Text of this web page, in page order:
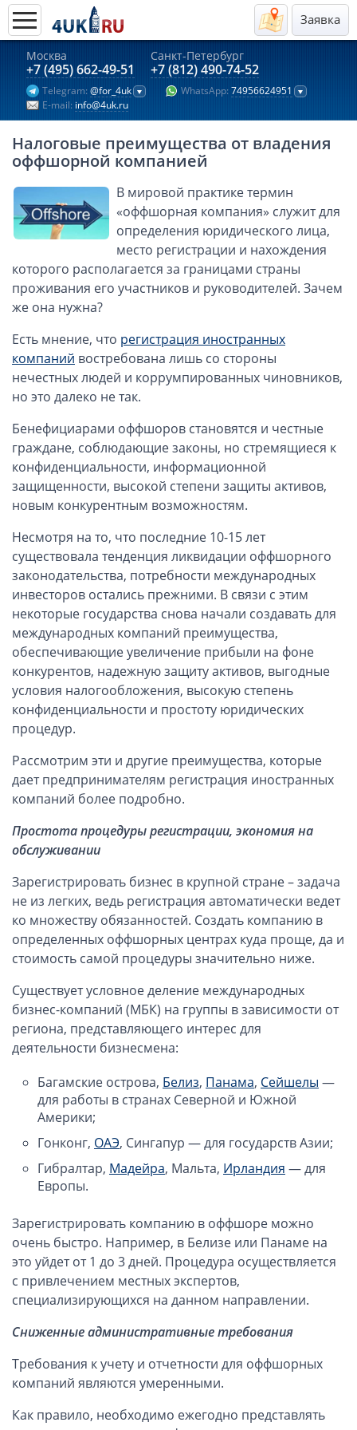
Заявка
Москва
+7 (495) 662-49-51
Санкт-Петербург
+7 (812) 490-74-52
Telegram: @for_4uk WhatsApp: 74956624951
E-mail: info@4uk.ru
Актуальные предложения 2026
Компании в Гонконге
Английские компании LTD
Киргизия (компания и счёт)
Компании в Китае
Kомпания в Канаде с лицензией MSB
Казахстан (компания и счёт)
Открытие счета в банках Казахстана
Платежная система Гонконга
Платежная система Великобритании
Платежная система Маврикия
Платежная система Казахстана
ОАЭ, Дубай (компания и счёт)
ОАЭ, Аджман (компания и счёт)
Оффшоры на Сейшелах
Турция (компания и счёт)
Счёт и карта в Турции для физлиц
Cчёт в Турции для компании
Гражданство Вануату
Гражданство Сьерра-Леоне
Европейские и резидентные компании
Английские партнерства LLP
Ирландские компании LTD
Ирландские партнерства LP
Компании в Сингапуре
Канадские компании LTD
Канадские партнерства LP
Оффшорные компании
Оффшоры в Белизе
Оффшоры на БВО (BVI)
Оффшоры на Маршалловых Островах
Оффшоры в Панаме
Финансовая отчетность
Ликвидация зарубежных компаний
Открытие счета в платежной системе
Мерчант аккаунт
VAT номер (НДС)
Регистрация торговой марки в UK и в Европе
Дополнительные услуги
Правовые услуги
Информация, статьи
Налоговые преимущества от владения
оффшорной компанией
В мировой практике термин
«оффшорная компания» служит для
определения юридического лица,
место регистрации и нахождения
которого располагается за границами страны
проживания его участников и руководителей. Зачем
же она нужна?
Есть мнение, что регистрация иностранных
компаний востребована лишь со стороны
нечестных людей и коррумпированных чиновников,
но это далеко не так.
Бенефициарами оффшоров становятся и честные
граждане, соблюдающие законы, но стремящиеся к
конфиденциальности, информационной
защищенности, высокой степени защиты активов,
новым конкурентным возможностям.
Несмотря на то, что последние 10-15 лет
существовала тенденция ликвидации оффшорного
законодательства, потребности международных
инвесторов остались прежними. В связи с этим
некоторые государства снова начали создавать для
международных компаний преимущества,
обеспечивающие увеличение прибыли на фоне
конкурентов, надежную защиту активов, выгодные
условия налогообложения, высокую степень
конфиденциальности и простоту юридических
процедур.
Рассмотрим эти и другие преимущества, которые
дает предпринимателям регистрация иностранных
компаний более подробно.
Простота процедуры регистрации, экономия на
обслуживании
Зарегистрировать бизнес в крупной стране – задача
не из легких, ведь регистрация автоматически ведет
ко множеству обязанностей. Создать компанию в
определенных оффшорных центрах куда проще, да и
стоимость самой процедуры значительно ниже.
Существует условное деление международных
бизнес-компаний (МБК) на группы в зависимости от
региона, представляющего интерес для
деятельности бизнесмена:
Багамские острова, Белиз, Панама, Сейшелы —
для работы в странах Северной и Южной
Америки;
Гонконг, ОАЭ, Сингапур — для государств Азии;
Гибралтар, Мадейра, Мальта, Ирландия — для
Европы.
Зарегистрировать компанию в оффшоре можно
очень быстро. Например, в Белизе или Панаме на
это уйдет от 1 до 3 дней. Процедура осуществляется
с привлечением местных экспертов,
специализирующихся на данном направлении.
Сниженные административные требования
Требования к учету и отчетности для оффшорных
компаний являются умеренными.
Как правило, необходимо ежегодно представлять